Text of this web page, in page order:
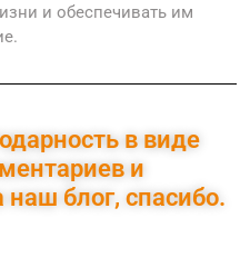
и обеспечивать им
в виде
и
блог, спасибо.